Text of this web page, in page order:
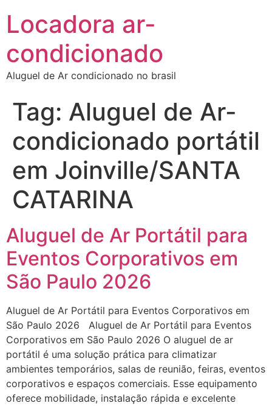
Locadora ar-
condicionado
Aluguel de Ar condicionado no brasil
Tag: Aluguel de Ar-
condicionado portátil
em Joinville/SANTA
CATARINA
Aluguel de Ar Portátil para
Eventos Corporativos em
São Paulo 2026
Aluguel de Ar Portátil para Eventos Corporativos em
São Paulo 2026 Aluguel de Ar Portátil para Eventos
Corporativos em São Paulo 2026 O aluguel de ar
portátil é uma solução prática para climatizar
ambientes temporários, salas de reunião, feiras, eventos
corporativos e espaços comerciais. Esse equipamento
oferece mobilidade, instalação rápida e excelente